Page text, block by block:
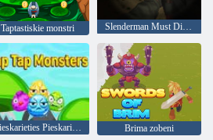
Taptastiskie monstri Slenderman Must Die: rūpnieciskie atkritumi
Pieskarieties Pieskarieties monstriem Brima zobeni